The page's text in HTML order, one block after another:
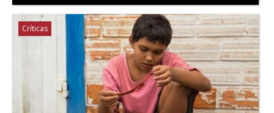
Críticas